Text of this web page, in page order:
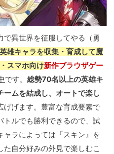
で異世界を征服してやる（勇
雄キャラを収集・育成して魔
スマホ向け新作ブラウザゲー
です。 総勢70名以上の英雄キ
ームを結成し、オートで楽し
げげます。豊富な育成要素で
トルでも勝利できるので、試
ラによっては『スキン』を
自分好みの外見で楽しむこ